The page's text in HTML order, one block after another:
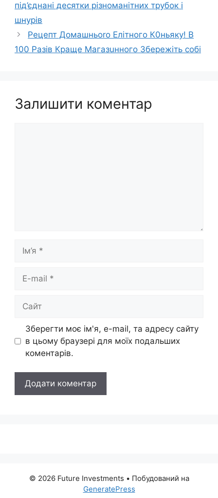
під’єднані десятки різноманітних трубок і
шнурів
Рецепт Домашньоrо Елітного К0ньяку! В
100 Разів Краще Магазuнного Збережіть собі
Залишити коментар
Ім’я
Сайт
Зберегти моє ім'я, e-mail, та адресу сайту
в цьому браузері для моїх подальших
коментарів.
© 2026 Future Investments • Побудований на
GeneratePress